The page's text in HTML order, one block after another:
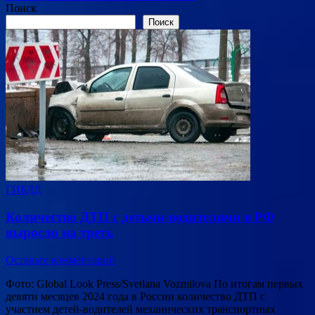
Поиск
Поиск
ГИБДД
Количество ДТП с детьми-водителями в РФ
выросло на треть
Оставьте комментарий
Фото: Global Look Press/Svetlana Vozmilova По итогам первых
девяти месяцев 2024 года в России количество ДТП с
участием детей-водителей механических транспортных